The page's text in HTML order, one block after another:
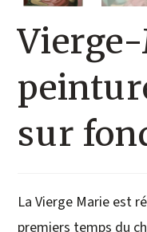
sur
La Vierge Marie est
premiers temps du